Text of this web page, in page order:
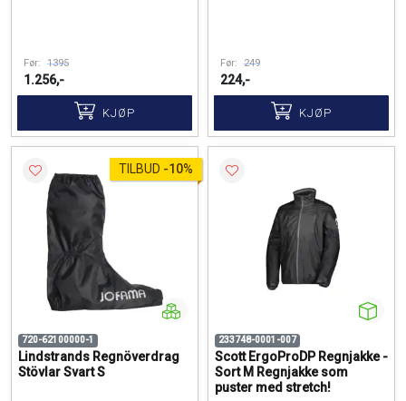
Før: 1395
1.256,-
KJØP
Før: 249
224,-
KJØP
TILBUD -10%
720-62100000-1
Lindstrands Regnöverdrag
Stövlar Svart S
233748-0001-007
Scott ErgoProDP Regnjakke -
Sort M Regnjakke som
puster med stretch!